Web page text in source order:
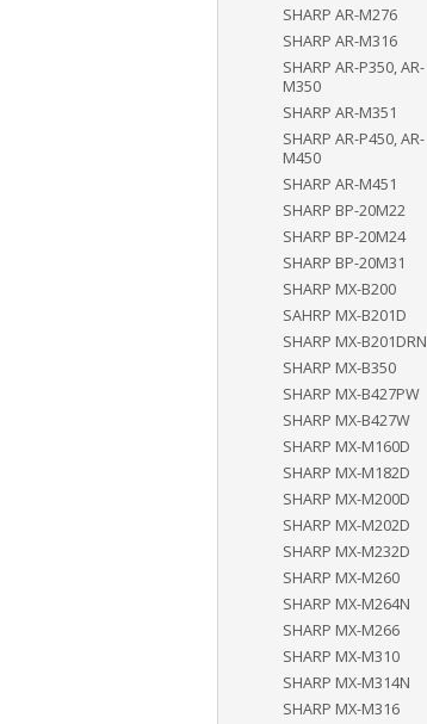
SHARP AR-M276
SHARP AR-M316
SHARP AR-P350, AR-
M350
SHARP AR-M351
SHARP AR-P450, AR-
M450
SHARP AR-M451
SHARP BP-20M22
SHARP BP-20M24
SHARP BP-20M31
SHARP MX-B200
SAHRP MX-B201D
SHARP MX-B201DRN
SHARP MX-B350
SHARP MX-B427PW
SHARP MX-B427W
SHARP MX-M160D
SHARP MX-M182D
SHARP MX-M200D
SHARP MX-M202D
SHARP MX-M232D
SHARP MX-M260
SHARP MX-M264N
SHARP MX-M266
SHARP MX-M310
SHARP MX-M314N
SHARP MX-M316